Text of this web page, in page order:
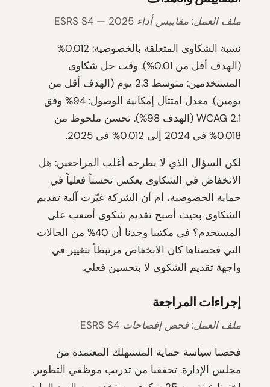
ملف العمل: مقاييس أداء ESRS S4 — 2025
نسبة الشكاوى المتعلقة بالخصوصية: 0.012%
(الهدف أقل من 0.01%). وقت حل شكاوى
المستخدمين: متوسط 2.3 يوم (الهدف أقل من
يومين). معدل امتثال إمكانية الوصول: 94% وفق
WCAG 2.1 (الهدف 98%). تحسن ملحوظ من
0.018% في 2024 إلى 0.012% في 2025.
لكن السؤال الذي لا يطرحه أغلب المراجعين: هل
الانخفاض في الشكاوى يعكس تحسناً فعلياً في
حماية الخصوصية، أم أن الشركة غيّرت آلية تقديم
الشكاوى بحيث أصبح تقديم شكوى أصعب على
المستخدم؟ في مكتبنا وجدنا أن 40% من الحالات
التي فحصناها كان الانخفاض مرتبطاً بتغيير في
واجهة تقديم الشكوى لا بتحسين فعلي.
إجراءات المراجعة
ملف العمل: فحص إفصاحات ESRS S4
فحصنا سياسة حماية المستهلك المعتمدة من
مجلس الإدارة. تحققنا من تدريب موظفي التطوير.